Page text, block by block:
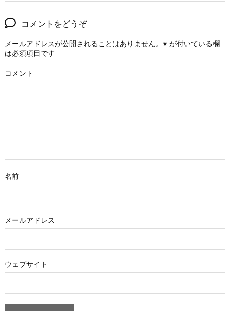
コメントをどうぞ
メールアドレスが公開されることはありません。 ※ が付いている欄
は必須項目です
コメント
名前
メールアドレス
ウェブサイト